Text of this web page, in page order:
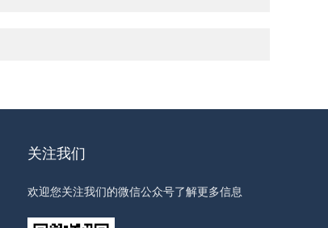
关注我们
欢迎您关注我们的微信公众号了解更多信息